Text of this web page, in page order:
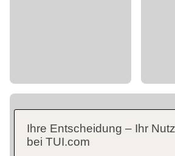
Ihre Entscheidung – Ihr
bei TUI.com